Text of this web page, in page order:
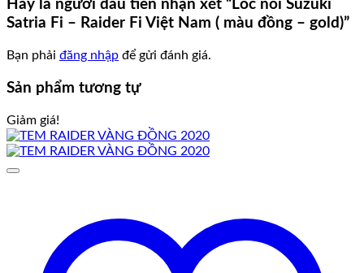
Hãy là người đầu tiên nhận xét “Lốc nồi Suzuki
Satria Fi – Raider Fi Việt Nam ( màu đồng – gold)”
Bạn phải đăng nhập để gửi đánh giá.
Sản phẩm tương tự
Giảm giá!